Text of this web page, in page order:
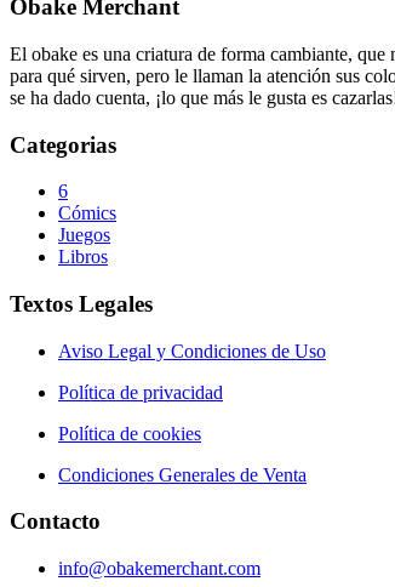
Obake Merchant
El obake es una criatura de forma cambiante,
para qué sirven, pero le llaman la atención sus
se ha dado cuenta, ¡lo que más le gusta es
Categorias
6
Cómics
Juegos
Libros
Textos Legales
Aviso Legal y Condiciones de Uso
Política de privacidad
Política de cookies
Condiciones Generales de Venta
Contacto
info@obakemerchant.com